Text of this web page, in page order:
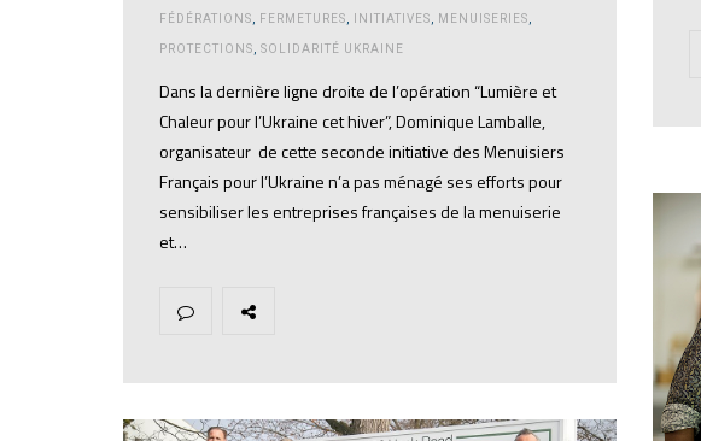
FÉDÉRATIONS FERMETURES INITIATIVES MENUISERIES
PROTECTIONS SOLIDARITÉ UKRAINE
Dans la dernière ligne droite de l’opération “Lumière et
Chaleur pour l’Ukraine cet hiver”, Dominique Lamballe,
organisateur de cette seconde initiative des Menuisiers
Français pour l’Ukraine n’a pas ménagé ses efforts pour
sensibiliser les entreprises françaises de la menuiserie
et…